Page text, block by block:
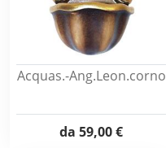
Acquas.-Ang.Leon.corno
da 59,00 €